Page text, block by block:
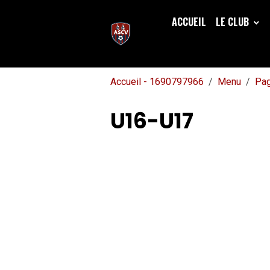
ACCUEIL LE CLUB
Accueil - 1690797966 Menu
U16-U17